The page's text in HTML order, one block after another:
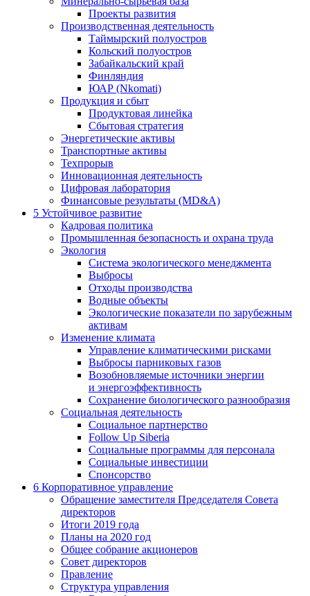
Проекты развития
Производственная деятельность
Таймырский полуостров
Кольский полуостров
Забайкальский край
Финляндия
ЮАР (Nkomati)
Продукция и сбыт
Продуктовая линейка
Сбытовая стратегия
Энергетические активы
Транспортные активы
Техпрорыв
Инновационная деятельность
Цифровая лаборатория
Финансовые результаты (MD&A)
5 Устойчивое развитие
Кадровая политика
Промышленная безопасность и охрана труда
Экология
Система экологического менеджмента
Выбросы
Отходы производства
Водные объекты
Экологические показатели по зарубежным
активам
Изменение климата
Управление климатическими рисками
Выбросы парниковых газов
Возобновляемые источники энергии
и энергоэффективность
Сохранение биологического разнообразия
Социальная деятельность
Социальное партнерство
Follow Up Siberia
Социальные программы для персонала
Социальные инвестиции
Спонсорство
6 Корпоративное управление
Обращение заместителя Председателя Совета
директоров
Итоги 2019 года
Планы на 2020 год
Общее собрание акционеров
Совет директоров
Правление
Структура управления